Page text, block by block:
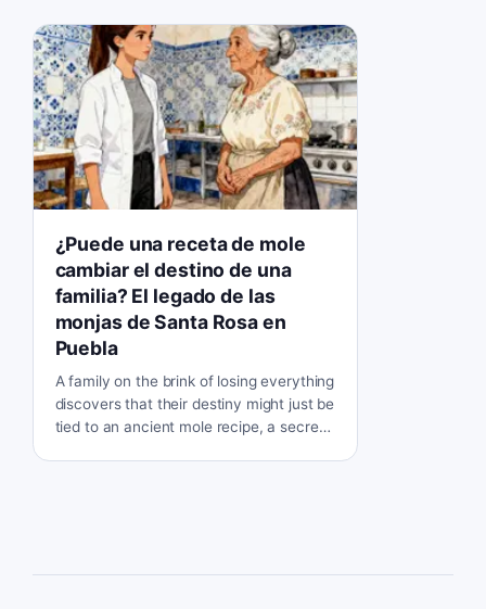
¿Puede una receta de mole
cambiar el destino de una
familia? El legado de las
monjas de Santa Rosa en
Puebla
A family on the brink of losing everything
discovers that their destiny might just be
tied to an ancient mole recipe, a secret